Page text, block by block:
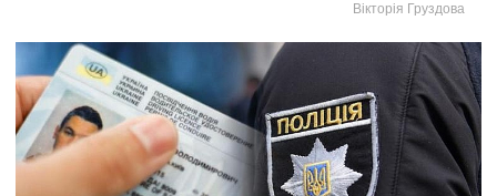
Вікторія Груздова